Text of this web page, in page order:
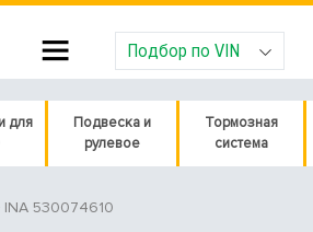
Подбор по VIN
для
Подвеска и
рулевое
Тормозная
система
INA 530074610